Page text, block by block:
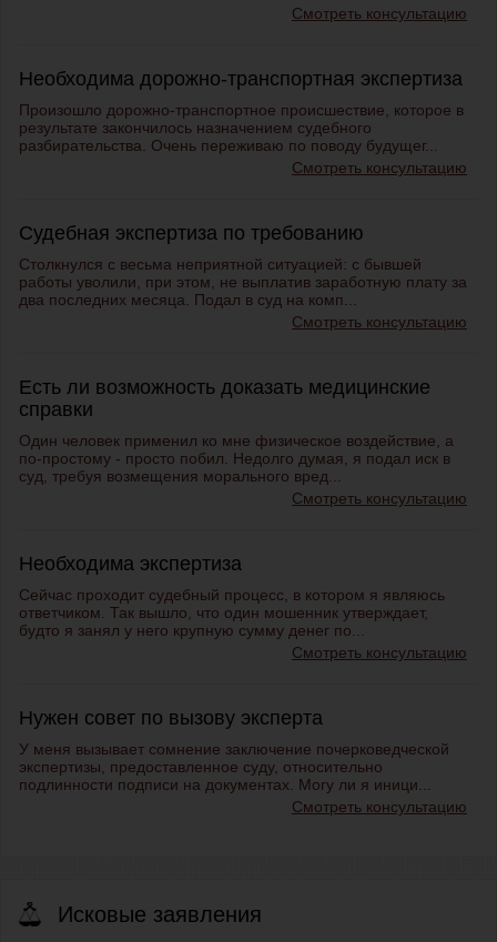
Смотреть консультацию
Необходима дорожно-транспортная экспертиза
Произошло дорожно-транспортное происшествие, которое в
результате закончилось назначением судебного
разбирательства. Очень переживаю по поводу будущег...
Смотреть консультацию
Судебная экспертиза по требованию
Столкнулся с весьма неприятной ситуацией: с бывшей
работы уволили, при этом, не выплатив заработную плату за
два последних месяца. Подал в суд на комп...
Смотреть консультацию
Есть ли возможность доказать медицинские
справки
Один человек применил ко мне физическое воздействие, а
по-простому - просто побил. Недолго думая, я подал иск в
суд, требуя возмещения морального вред...
Смотреть консультацию
Необходима экспертиза
Сейчас проходит судебный процесс, в котором я являюсь
ответчиком. Так вышло, что один мошенник утверждает,
будто я занял у него крупную сумму денег по...
Смотреть консультацию
Нужен совет по вызову эксперта
У меня вызывает сомнение заключение почерковедческой
экспертизы, предоставленное суду, относительно
подлинности подписи на документах. Могу ли я иници...
Смотреть консультацию
Исковые заявления